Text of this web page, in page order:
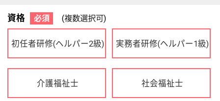
ケアマネジャー PT
OT その他・なし
生年 必須